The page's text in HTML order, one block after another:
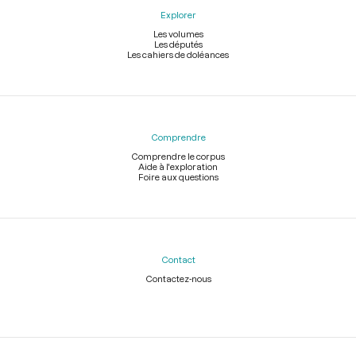
Explorer
Les volumes
Les députés
Les cahiers de doléances
Comprendre
Comprendre le corpus
Aide à l'exploration
Foire aux questions
Contact
Contactez-nous
Légal